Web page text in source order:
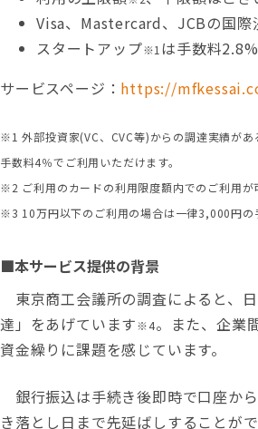
Visa、Mastercard、JCBの国際
スタートアップ※1 は手数料
サービスページ： https://
※1 外部投資家(VC、CVC等)からの調達実績が
手数料4％でご利用いただけます。
※2 ご利用のカードの利用限度額内でのご利用が
※3 10万円以下のご利用の場合は一律3,000円の
■本サービス提供の背景
東京商工会議所の調査によると、
達」をあげています※4。また、企業
資金繰りに課題を感じています。
銀行振込は手続き後即時で口座か
き落とし日まで先延ばしすることが